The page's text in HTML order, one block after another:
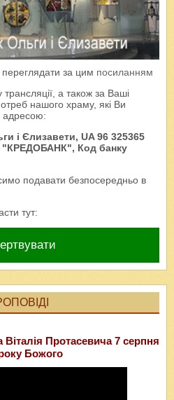
за цим посиланням
а також за Ваші
нашого храму, які Ви
адресою:
і Єлизавети, UA 96 325365
"КРЕДОБАНК", Код банку
подавати безпосередньо в
тут:
Протасевича 7 серпня
Божого